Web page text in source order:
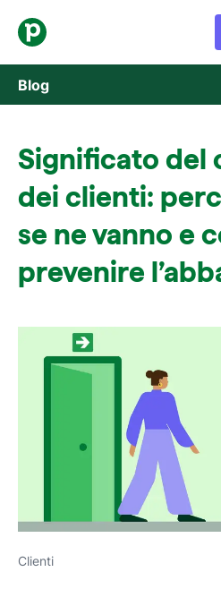
Blog
Marketing
Casi di studio
Si apre in una nuova finestra
Significato del
dei clienti:
se ne vanno e
prevenire
Clienti